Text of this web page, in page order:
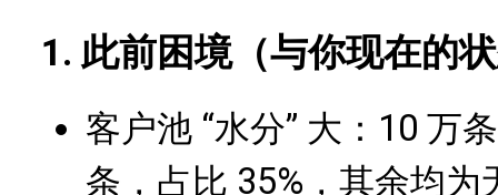
1. 此前困境（与你现在的
客户池 “水分” 大：10 万
条，占比 35%，其余均为